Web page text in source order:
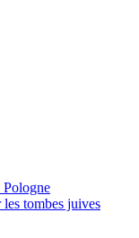
Pologne
tombes juives